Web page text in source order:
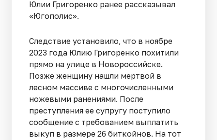
Юлии Григоренко ранее рассказывал
«Югополис».
Следствие установило, что в ноябре
2023 года Юлию Григоренко похитили
прямо на улице в Новороссийске.
Позже женщину нашли мертвой в
лесном массиве с многочисленными
ножевыми ранениями. После
преступления ее супругу поступило
сообщение с требованием выплатить
выкуп в размере 26 биткойнов. На тот